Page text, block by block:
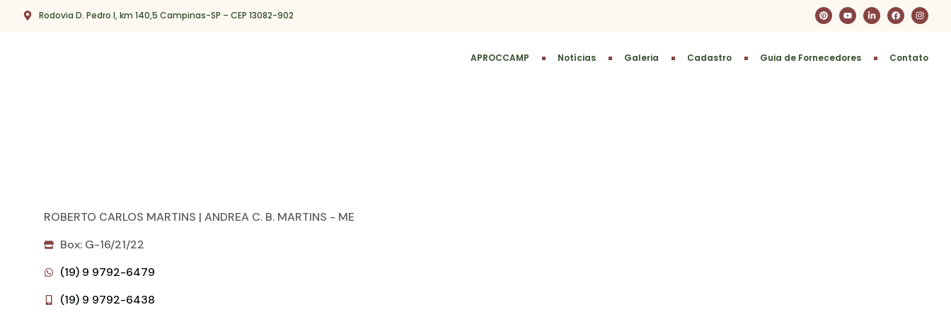
Rodovia D. Pedro I, km 140,5 Campinas-SP – CEP 13082-902
APROCCAMP Notícias Galeria Cadastro Guia de Fornecedores Contato
ROBERTO CARLOS MARTINS | ANDREA C. B. MARTINS - ME
Box: G-16/21/22
(19) 9 9792-6479
(19) 9 9792-6438